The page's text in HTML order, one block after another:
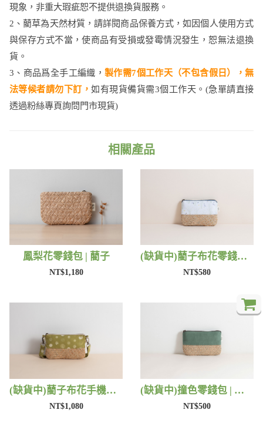
現象，非重大瑕疵恕不提供退換貨服務。
2、藺草為天然材質，請詳閱商品保養方式，如因個人使用方式
與保存方式不當，使商品有受損或發霉情況發生，恕無法退換
貨。
3、商品爲全手工編織，製作需7個工作天（不包含假日），無
法等候者請勿下訂，如有現貨備貨需3個工作天。​(急單請直接
透過粉絲專頁詢問門市現貨)
相關產品
鳳梨花零錢包 | 藺子
NT$1,180
(缺貨中)藺子布花零錢包 | 藺子
NT$580
(缺貨中)藺子布花手機包 | 藺子
NT$1,080
(缺貨中)撞色零錢包 | 藺子
NT$500